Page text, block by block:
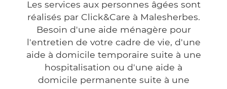
Les services aux personnes âgées sont
réalisés par Click&Care à Malesherbes.
Besoin d'une aide ménagère pour
l'entretien de votre cadre de vie, d'une
aide à domicile temporaire suite à une
hospitalisation ou d'une aide à
domicile permanente suite à une